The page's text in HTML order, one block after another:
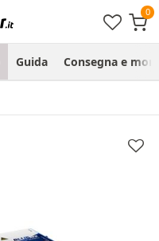
Guida Consegna e